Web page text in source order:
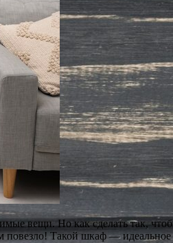
вещи. Но как сделать так,
Такой шкаф —